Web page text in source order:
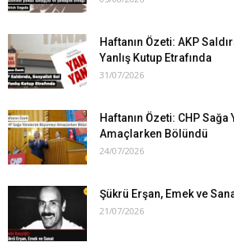
Haftanın Özeti: AKP
Yanlış Kutup Etrafında
31/07/2026
Haftanın Özeti: CHP
Amaçlarken Bölündü
24/07/2026
Şükrü Erşan, Emek ve
21/07/2026